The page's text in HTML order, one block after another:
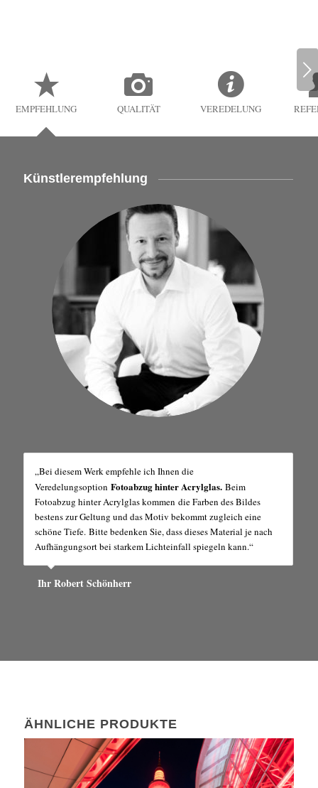
EMPFEHLUNG QUALITÄT VEREDELUNG
Weiter
Künstlerempfehlung
„Bei diesem Werk empfehle ich Ihnen die
Veredelungsoption Fotoabzug hinter Acrylglas. Beim
Fotoabzug hinter Acrylglas kommen die Farben des Bildes
bestens zur Geltung und das Motiv bekommt zugleich eine
schöne Tiefe. Bitte bedenken Sie, dass dieses Material je nach
Aufhängungsort bei starkem Lichteinfall spiegeln kann.“
Ihr Robert Schönherr
ÄHNLICHE PRODUKTE